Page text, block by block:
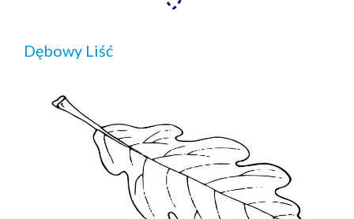
Dębowy Liść